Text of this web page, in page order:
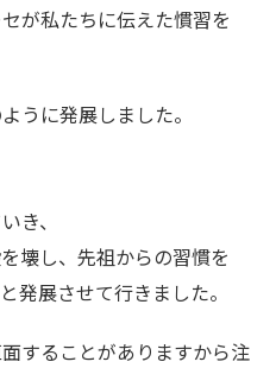
が私たちに伝えた慣習を
うに発展しました。
き、
壊し、先祖からの習慣を
発展させて行きました。
することがありますから注